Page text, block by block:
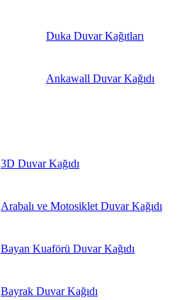
Duka Duvar Kağıtları
Ankawall Duvar Kağıdı
3D Duvar Kağıdı
Arabalı ve Motosiklet Duvar Kağıdı
Bayan Kuaförü Duvar Kağıdı
Bayrak Duvar Kağıdı